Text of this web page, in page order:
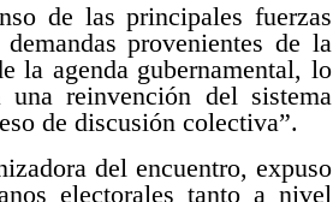
de las principales fuerzas
provenientes de la
la agenda gubernamental, lo
reinvención del sistema
de discusión colectiva”.
del encuentro, expuso
electorales tanto a nivel